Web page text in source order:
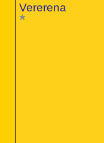
Vererena